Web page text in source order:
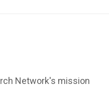
Network's mission